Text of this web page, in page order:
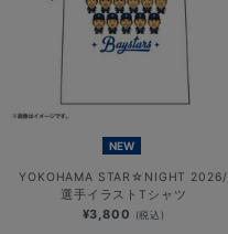
NEW
YOKOHAMA STAR☆NIGHT 2026/
選手イラストTシャツ
¥3,800 (税込)